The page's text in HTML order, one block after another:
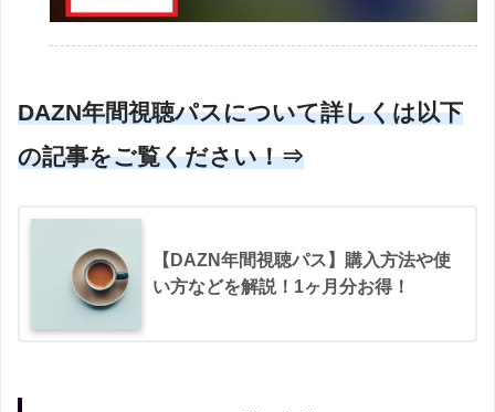
DAZN年間視聴パスについて詳しくは以下
の記事をご覧ください！⇒
【DAZN年間視聴パス】購入方法や使
い方などを解説！1ヶ月分お得！